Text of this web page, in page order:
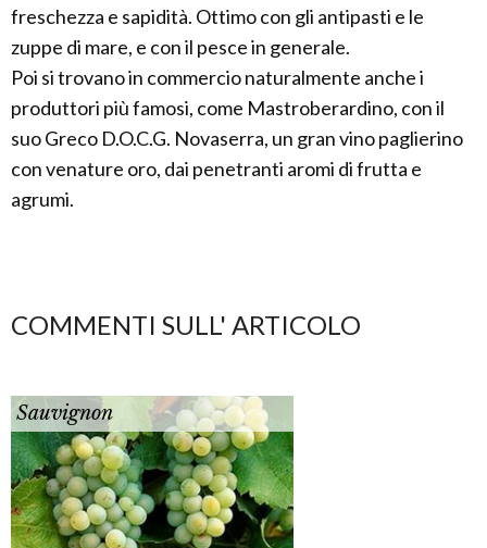
freschezza e sapidità. Ottimo con gli antipasti e le
zuppe di mare, e con il pesce in generale.
Poi si trovano in commercio naturalmente anche i
produttori più famosi, come Mastroberardino, con il
suo Greco D.O.C.G. Novaserra, un gran vino paglierino
con venature oro, dai penetranti aromi di frutta e
agrumi.
COMMENTI SULL' ARTICOLO
Sauvignon